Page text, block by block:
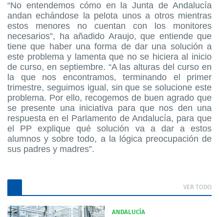
“No entendemos cómo en la Junta de Andalucía
andan echándose la pelota unos a otros mientras
estos menores no cuentan con los monitores
necesarios”, ha añadido Araujo, que entiende que
tiene que haber una forma de dar una solución a
este problema y lamenta que no se hiciera al inicio
de curso, en septiembre. “A las alturas del curso en
la que nos encontramos, terminando el primer
trimestre, seguimos igual, sin que se solucione este
problema. Por ello, recogemos de buen agrado que
se presente una iniciativa para que nos den una
respuesta en el Parlamento de Andalucía, para que
el PP explique qué solución va a dar a estos
alumnos y sobre todo, a la lógica preocupación de
sus padres y madres”.
VER TODO
ANDALUCÍA